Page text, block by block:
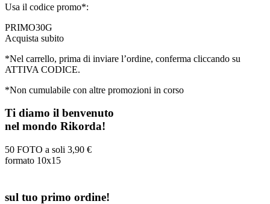
Usa il codice promo*:
PRIMO30G
Acquista subito
*Nel carrello, prima di inviare l’ordine, conferma cliccando su
ATTIVA CODICE.
*Non cumulabile con altre promozioni in corso
Ti diamo il benvenuto
nel mondo Rikorda!
50 FOTO a soli 3,90 €
formato 10x15
sul tuo primo ordine!